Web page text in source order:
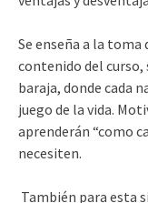
Se enseña a la toma
contenido del curso,
baraja, donde cada
juego de la vida.
aprenderán “como
necesiten.
También para esta